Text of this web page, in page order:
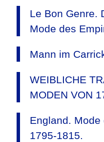
Le Bon Genre.
Mode des
Mann im
WEIBLICHE
MODEN VON
England.
1795-1815.